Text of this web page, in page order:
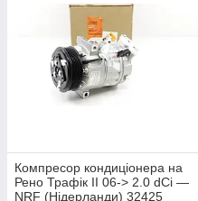
Компресор кондиціонера на
Рено Трафік II 06-> 2.0 dCi —
NRF (Нідерланди) 32425